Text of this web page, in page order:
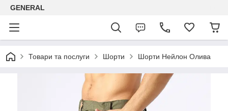
GENERAL
Товари та послуги Шорти Шорти Нейлон Олива